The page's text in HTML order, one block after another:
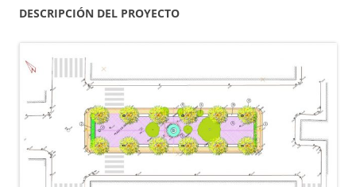
DESCRIPCIÓN DEL PROYECTO